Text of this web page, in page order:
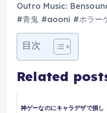
Outro Music:
#青鬼 #aooni #ホラー
目次
Related
神ゲーなのにキャラデザで損し